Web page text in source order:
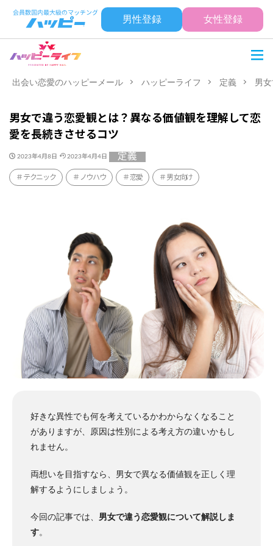
男性登録 女性登録
出会い恋愛のハッピーメール ハッピーライフ 定義 男
男女で違う恋愛観とは？異なる価値観を理解して恋
愛を長続きさせるコツ
2023年4月8日 2023年4月4日 定義
テクニック ノウハウ 恋愛 男女向け
好きな異性でも何を考えているかわからなくなること
がありますが、原因は性別による考え方の違いかもし
れません。
両想いを目指すなら、男女で異なる価値観を正しく理
解するようにしましょう。
今回の記事では、 男女で違う恋愛観について解説しま
す。